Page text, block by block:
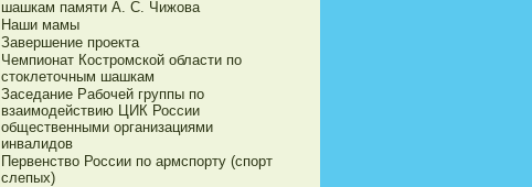
шашкам памяти А. С. Чижова
Наши мамы
Завершение проекта
Чемпионат Костромской области по
стоклеточным шашкам
Заседание Рабочей группы по
взаимодействию ЦИК России
общественными организациями
инвалидов
Первенство России по армспорту (спорт
слепых)